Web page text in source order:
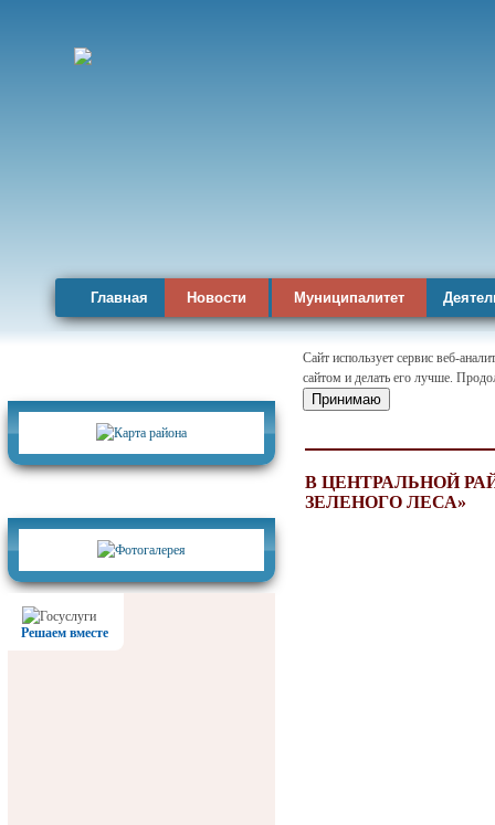
Главная Новости Муниципалитет
Решаем вместе
Сайт использует сервис веб-
сайтом и делать его лучше.
Принимаю
В ЦЕНТРАЛЬНОЙ
ЗЕЛЕНОГО ЛЕСА»